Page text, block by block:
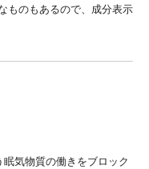
ものもあるので、成分表示
気物質の働きをブロック